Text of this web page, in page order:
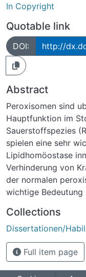
In Copyright
Quotable link
DOI: http://
Abstract
Peroxisomen sind
Hauptfunktion im
Sauerstoffspezies
spielen eine sehr
Lipidhomöostase
Verhinderung von
der normalen
wichtige Bedeutung
Mausmodellen
Syndrom eine
wurden
nicht als
Collections
Dissertationen/
Full item page